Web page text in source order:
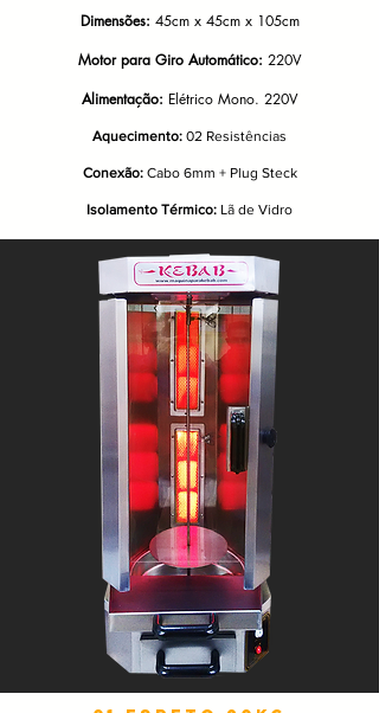
Dimensões: 45cm x 45cm x 105cm
Motor para Giro Automático: 220V
Alimentação: Elétrico Mono. 220V
Aquecimento: 02 Resistências
Conexão: Cabo 6mm + Plug Steck​
Isolamento Térmico: Lã de Vidro